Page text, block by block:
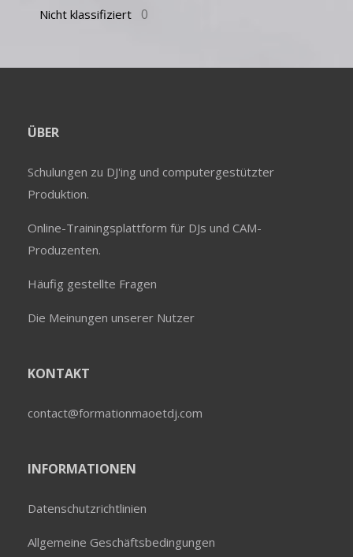
Nicht klassifiziert 0
ÜBER
Schulungen zu DJ'ing und computergestützter
Produktion.
Online-Trainingsplattform für DJs und CAM-
Produzenten.
Häufig gestellte Fragen
Die Meinungen unserer Nutzer
KONTAKT
contact@formationmaoetdj.com
INFORMATIONEN
Datenschutzrichtlinien
Allgemeine Geschäftsbedingungen